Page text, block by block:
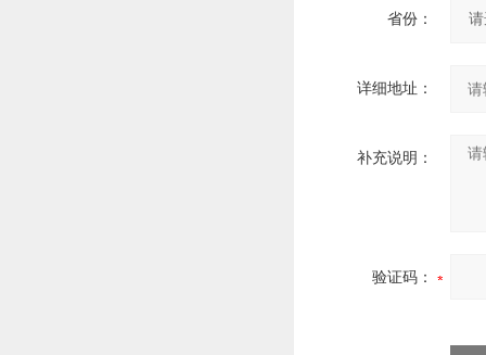
省份：
详细地址：
补充说明：
验证码：